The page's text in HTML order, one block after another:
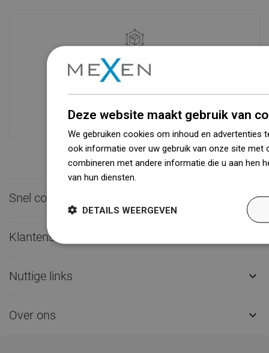
Beschikbaarheid van goederen
Een modern logistiek centrum met een
oppervlakte van 31.000 m² met meer
dan 68.000 palletplaatsen biedt meer
dan 1500.000 beschikbare producten!
Snel contact 
Klantenservice
Nuttige links 
Over ons 
Deze website maakt gebruik van
We gebruiken cookies om inhoud en advertenties
ook informatie over uw gebruik van onze site met
combineren met andere informatie die u aan hen
van hun diensten.
DETAILS WEERGEVEN